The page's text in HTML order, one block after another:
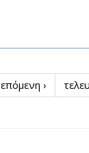
επόμενη ›